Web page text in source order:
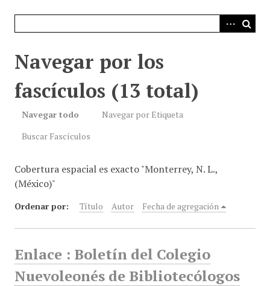
Navegar por los
fascículos (13 total)
Navegar todo
Navegar por Etiqueta
Buscar Fascículos
Cobertura espacial es exacto "Monterrey, N. L.,
(México)"
Ordenar por: Título Autor Fecha de agregación
Enlace : Boletín del Colegio
Nuevoleonés de Bibliotecólogos